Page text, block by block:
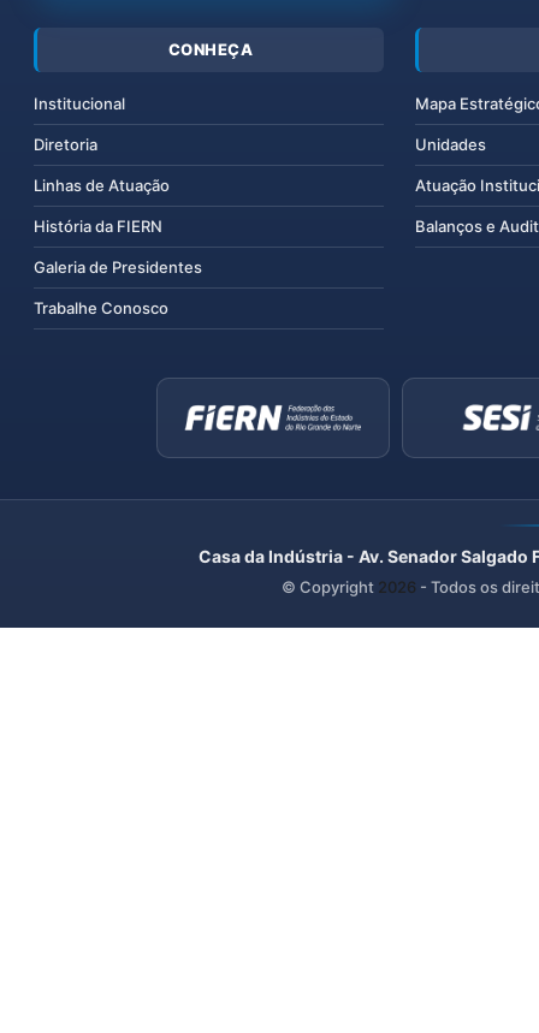
CONHEÇA
Institucional
Diretoria
Linhas de Atuação
História da FIERN
Galeria de Presidentes
Trabalhe Conosco
Mapa
Unidades
Atuação
Balanços e
Casa da Indústria - Av. Senador
© Copyright 2026 - Todos os